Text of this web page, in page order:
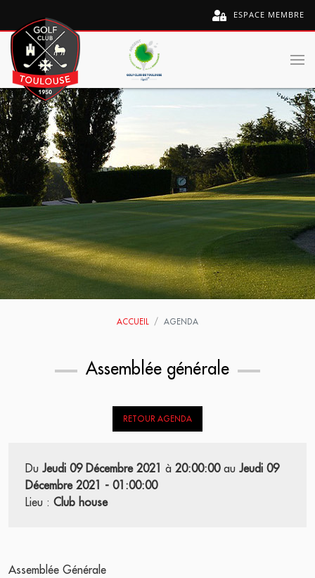
ESPACE MEMBRE
ACCUEIL AGENDA
Assemblée générale
RETOUR AGENDA
Du Jeudi 09 Décembre 2021 à 20:00:00au Jeudi 09
Décembre 2021 - 01:00:00
Lieu : Club house
Assemblée Générale